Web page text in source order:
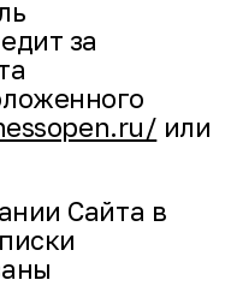
за
или
Сайта в